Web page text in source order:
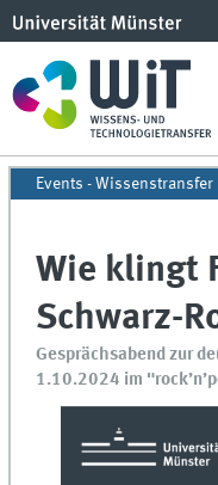
Events - Wissenstransfer
Wie klingt
Schwarz-
Gesprächsabend zur
1.10.2024 im